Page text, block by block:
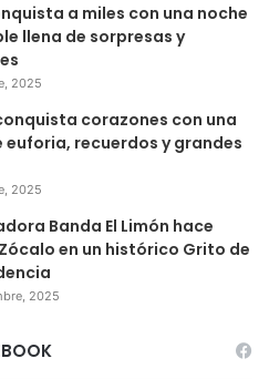
a miles con una noche
llena de sorpresas y
2025
corazones con una
euforia, recuerdos y grandes
2025
Banda El Limón hace
en un histórico Grito de
2025